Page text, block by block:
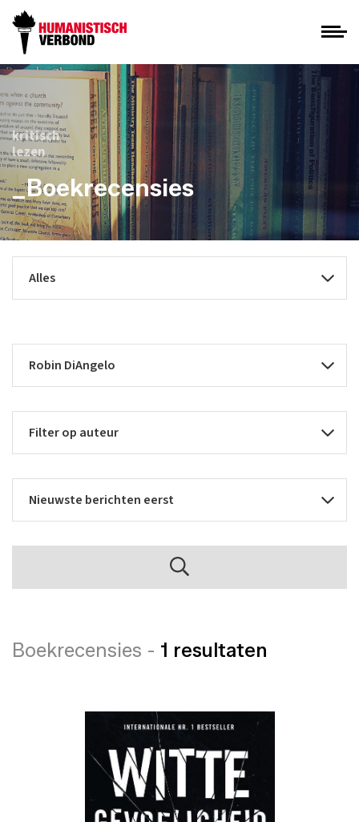
kritisch
lezen
_Boekrecensies
Boekrecensies - 1 resultaten